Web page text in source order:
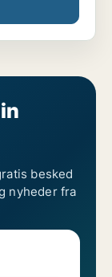
besked
nyheder fra